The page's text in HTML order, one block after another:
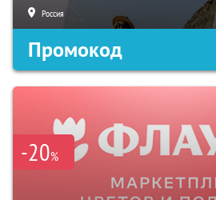
Россия
Промокод
-20%